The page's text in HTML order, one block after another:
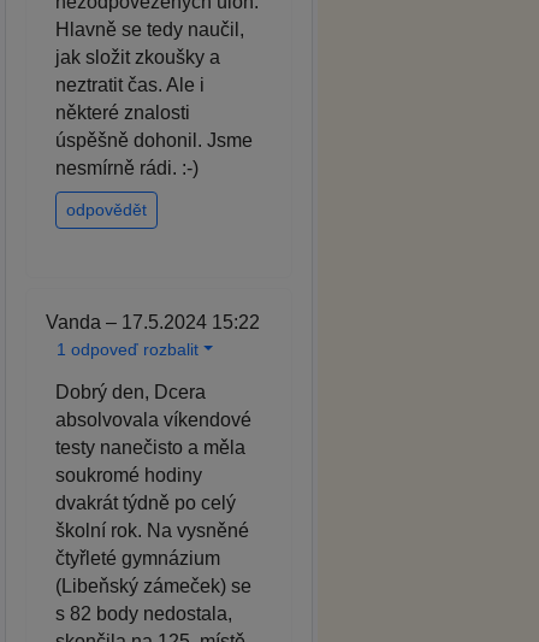
Hlavně se tedy naučil,
jak složit zkoušky a
neztratit čas. Ale i
některé znalosti
úspěšně dohonil. Jsme
nesmírně rádi. :-)
odpovědět
Vanda – 17.5.2024 15:22
1 odpoveď rozbalit
Dobrý den, Dcera
absolvovala víkendové
testy nanečisto a měla
soukromé hodiny
dvakrát týdně po celý
školní rok. Na vysněné
čtyřleté gymnázium
(Libeňský zámeček) se
s 82 body nedostala,